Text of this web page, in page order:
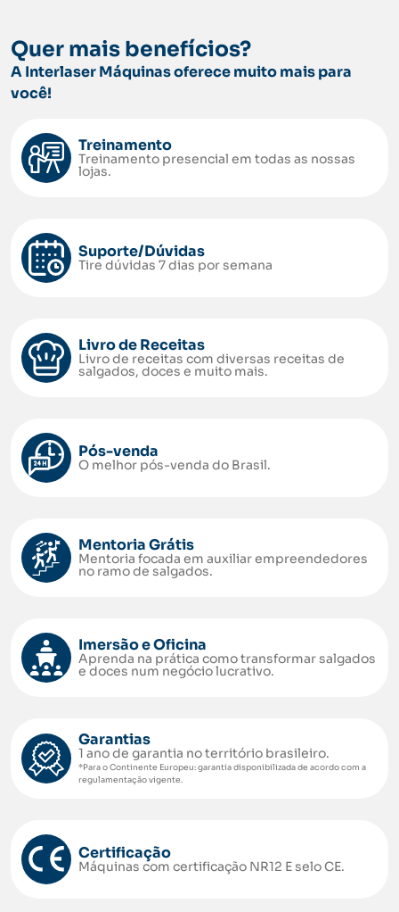
Quer mais benefícios?
A Interlaser Máquinas oferece muito mais para
você!
Treinamento
Treinamento presencial em todas as nossas
lojas.
Suporte/Dúvidas
Tire dúvidas 7 dias por semana
Livro de Receitas
Livro de receitas com diversas receitas de
salgados, doces e muito mais.
Pós-venda
O melhor pós-venda do Brasil.
Mentoria Grátis
Mentoria focada em auxiliar empreendedores
no ramo de salgados.
Imersão e Oficina
Aprenda na prática como transformar salgados
e doces num negócio lucrativo.
Garantias
1 ano de garantia no território brasileiro.
*Para o Continente Europeu: garantia disponibilizada de acordo com a
regulamentação vigente.
Certificação
Máquinas com certificação NR12 E selo CE.